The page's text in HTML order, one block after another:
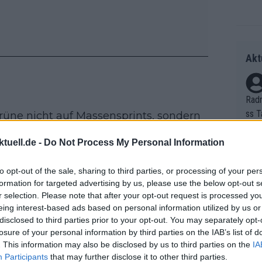
- Do Not Process My Personal Information
opt-out of the sale, sharing to third parties, or processing of your
for targeted advertising by us, please use the below opt-out
selection. Please note that after your opt-out request is processed
interest-based ads based on personal information utilized by us
to third parties prior to your opt-out. You may separately
of your personal information by third parties on the IAB’s list of
This information may also be disclosed by us to third parties on the
Participants that may further disclose it to other third parties.
nicht auf Massensprints, sondern
und Anpassungsfähigkeit,
Rückschlägen, inklusive eines
Jetzt stimme das Gefühl wieder,
. Trotz eines ernüchternden
ss
as
et.
Auf
V?